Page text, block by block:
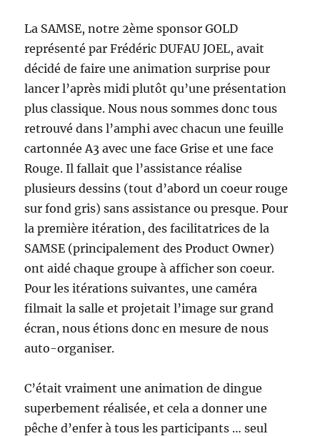
La SAMSE, notre 2ème sponsor GOLD
représenté par Frédéric DUFAU JOEL, avait
décidé de faire une animation surprise pour
lancer l’après midi plutôt qu’une présentation
plus classique. Nous nous sommes donc tous
retrouvé dans l’amphi avec chacun une feuille
cartonnée A3 avec une face Grise et une face
Rouge. Il fallait que l’assistance réalise
plusieurs dessins (tout d’abord un coeur rouge
sur fond gris) sans assistance ou presque. Pour
la première itération, des facilitatrices de la
SAMSE (principalement des Product Owner)
ont aidé chaque groupe à afficher son coeur.
Pour les itérations suivantes, une caméra
filmait la salle et projetait l’image sur grand
écran, nous étions donc en mesure de nous
auto-organiser.
C’était vraiment une animation de dingue
superbement réalisée, et cela a donner une
pêche d’enfer à tous les participants … seul